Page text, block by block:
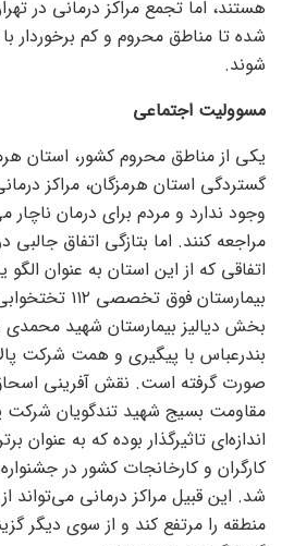
هستند، اما تجمع مراکز درمانی در
شده تا مناطق محروم و کم برخوردار
شوند.
مسوولیت اجتماعی
یکی از مناطق محروم کشور، استان
گستردگی استان هرمزگان، مراکز
وجود ندارد و مردم برای درمان
مراجعه کنند. اما بتازگی اتفاق جالبی
اتفاقی که از این استان به عنوان
بیمارستان
بخش دیالیز بیمارستان شهید محمدی
بندرعباس با پیگیری و همت شرکت
صورت گرفته است. نقش آفرینی
مقاومت بسیج شهید تندگویان شرکت
اندازه‌ای تاثیرگذار بوده که به عنوان
کارگران و کارخانجات کشور در
شد. این قبیل مراکز درمانی می‌تواند
منطقه را مرتفع کند و از سوی دیگر